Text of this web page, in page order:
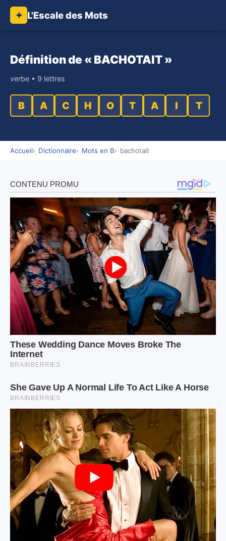
✦ L'Escale des Mots
Définition de « BACHOTAIT »
verbe • 9 lettres
B A C H O T A I T
Accueil Dictionnaire Mots en B bachotait